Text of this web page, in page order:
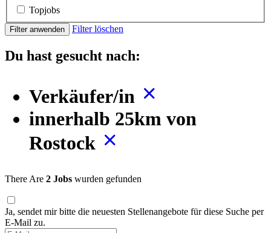
Topjobs
Filter anwenden Filter löschen
Du hast gesucht nach:
Verkäufer/in
innerhalb 25km von
Rostock
There Are 2 Jobs wurden gefunden
Ja, sendet mir bitte die neuesten Stellenangebote für diese Suche per
E-Mail zu.